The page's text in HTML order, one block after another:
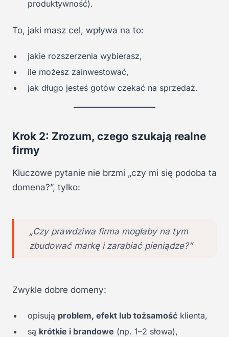
produktywność).
To, jaki masz cel, wpływa na to:
jakie rozszerzenia wybierasz,
ile możesz zainwestować,
jak długo jesteś gotów czekać na sprzedaż.
Krok 2: Zrozum, czego szukają realne
firmy
Kluczowe pytanie nie brzmi „czy mi się podoba ta
domena?”, tylko:
„Czy prawdziwa firma mogłaby na tym
zbudować markę i zarabiać pieniądze?”
Zwykle dobre domeny:
opisują problem, efekt lub tożsamość klienta,
są krótkie i brandowe (np. 1–2 słowa),